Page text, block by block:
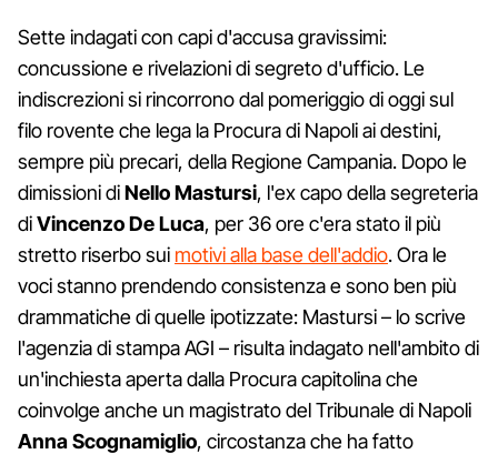
Sette indagati con capi d'accusa gravissimi:
concussione e rivelazioni di segreto d'ufficio. Le
indiscrezioni si rincorrono dal pomeriggio di oggi sul
filo rovente che lega la Procura di Napoli ai destini,
sempre più precari, della Regione Campania. Dopo le
dimissioni diNello Mastursi, l'ex capo della segreteria
diVincenzo De Luca, per 36 ore c'era stato il più
stretto riserbo sui motivi alla base dell'addio. Ora le
voci stanno prendendo consistenza e sono ben più
drammatiche di quelle ipotizzate: Mastursi – lo scrive
l'agenzia di stampa AGI – risulta indagato nell'ambito di
un'inchiesta aperta dalla Procura capitolina che
coinvolge anche un magistrato del Tribunale di Napoli
Anna Scognamiglio, circostanza che ha fatto